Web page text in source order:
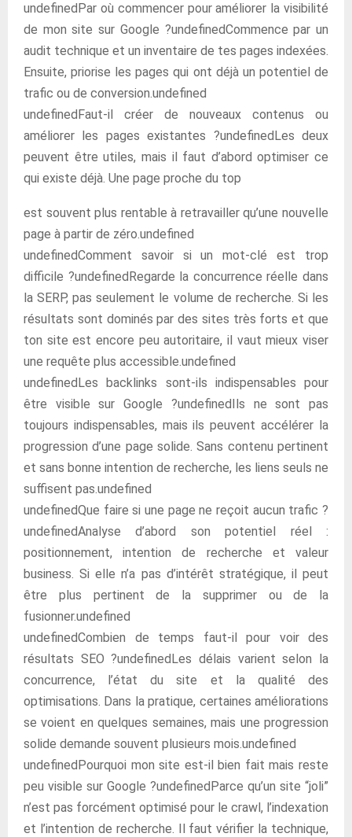
undefinedPar où commencer pour améliorer la visibilité
de mon site sur Google ?undefinedCommence par un
audit technique et un inventaire de tes pages indexées.
Ensuite, priorise les pages qui ont déjà un potentiel de
trafic ou de conversion.undefined
undefinedFaut-il créer de nouveaux contenus ou
améliorer les pages existantes ?undefinedLes deux
peuvent être utiles, mais il faut d’abord optimiser ce
qui existe déjà. Une page proche du top
est souvent plus rentable à retravailler qu’une nouvelle
page à partir de zéro.undefined
undefinedComment savoir si un mot-clé est trop
difficile ?undefinedRegarde la concurrence réelle dans
la SERP, pas seulement le volume de recherche. Si les
résultats sont dominés par des sites très forts et que
ton site est encore peu autoritaire, il vaut mieux viser
une requête plus accessible.undefined
undefinedLes backlinks sont-ils indispensables pour
être visible sur Google ?undefinedIls ne sont pas
toujours indispensables, mais ils peuvent accélérer la
progression d’une page solide. Sans contenu pertinent
et sans bonne intention de recherche, les liens seuls ne
suffisent pas.undefined
undefinedQue faire si une page ne reçoit aucun trafic ?
undefinedAnalyse d’abord son potentiel réel :
positionnement, intention de recherche et valeur
business. Si elle n’a pas d’intérêt stratégique, il peut
être plus pertinent de la supprimer ou de la
fusionner.undefined
undefinedCombien de temps faut-il pour voir des
résultats SEO ?undefinedLes délais varient selon la
concurrence, l’état du site et la qualité des
optimisations. Dans la pratique, certaines améliorations
se voient en quelques semaines, mais une progression
solide demande souvent plusieurs mois.undefined
undefinedPourquoi mon site est-il bien fait mais reste
peu visible sur Google ?undefinedParce qu’un site “joli”
n’est pas forcément optimisé pour le crawl, l’indexation
et l’intention de recherche. Il faut vérifier la technique,